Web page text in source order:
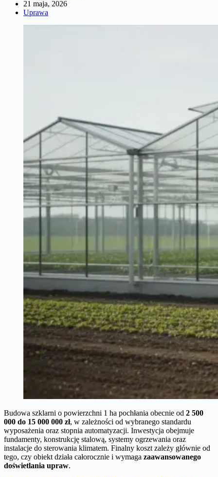
21 maja, 2026
Uprawa
Budowa szklarni o powierzchni 1 ha pochłania obecnie od 2 500
000 do 15 000 000 zł, w zależności od wybranego standardu
wyposażenia oraz stopnia automatyzacji. Inwestycja obejmuje
fundamenty, konstrukcję stalową, systemy ogrzewania oraz
instalacje do sterowania klimatem. Finalny koszt zależy głównie od
tego, czy obiekt działa całorocznie i wymaga zaawansowanego
doświetlania upraw.